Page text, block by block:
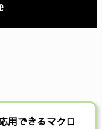
用できるマクロ